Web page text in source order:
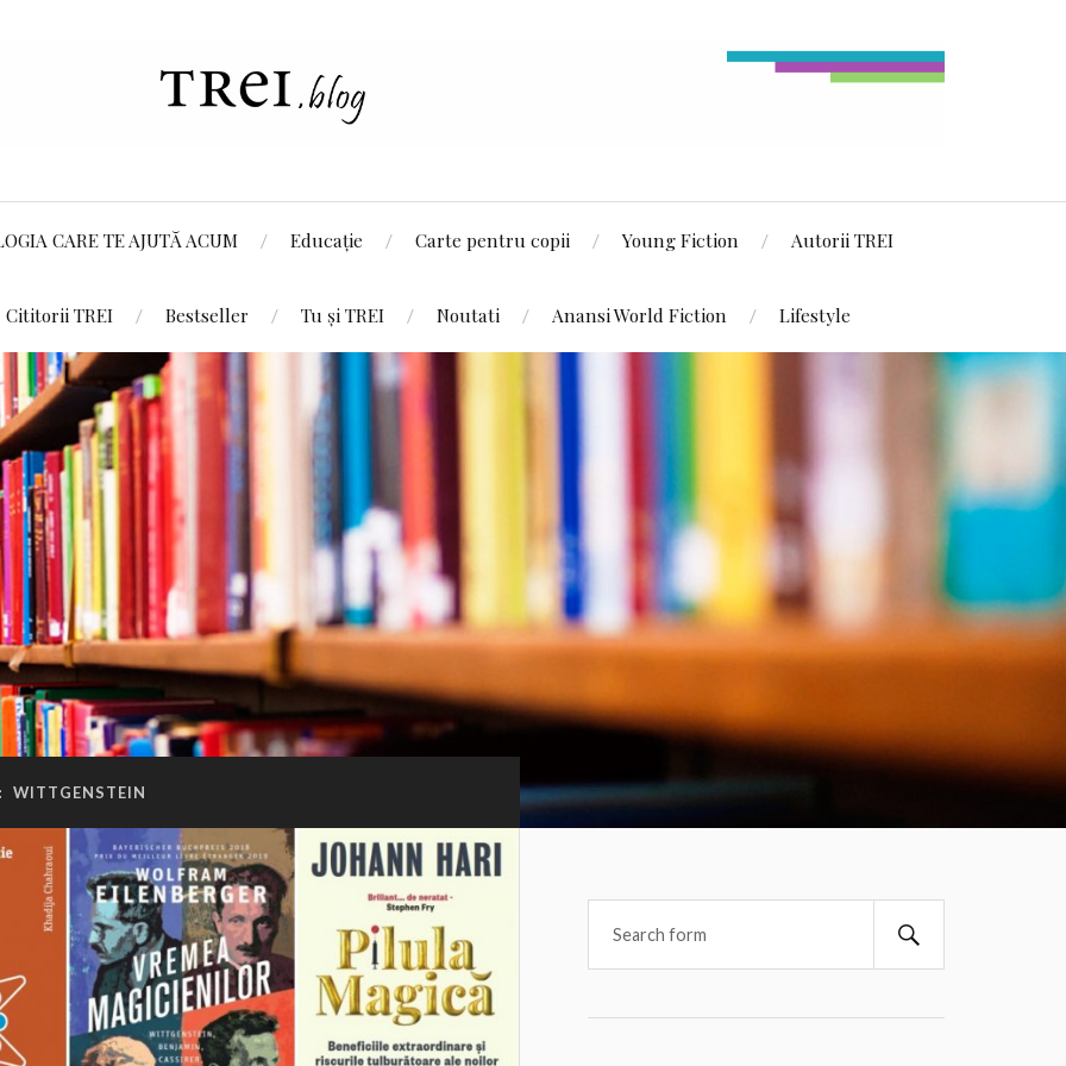
CARE TE AJUTĂ ACUM Educație Carte pentru copii Young Fiction Autorii TREI
Cititorii TREI Bestseller Tu și TREI Noutati Anansi World Fiction Lifestyle
WITTGENSTEIN